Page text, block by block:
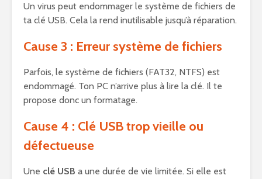
Un virus peut endommager le système de fichiers de
ta clé USB. Cela la rend inutilisable jusqu’à réparation.
Cause 3 : Erreur système de fichiers
Parfois, le système de fichiers (FAT32, NTFS) est
endommagé. Ton PC n’arrive plus à lire la clé. Il te
propose donc un formatage.
Cause 4 : Clé USB trop vieille ou
défectueuse
Une clé USB a une durée de vie limitée. Si elle est